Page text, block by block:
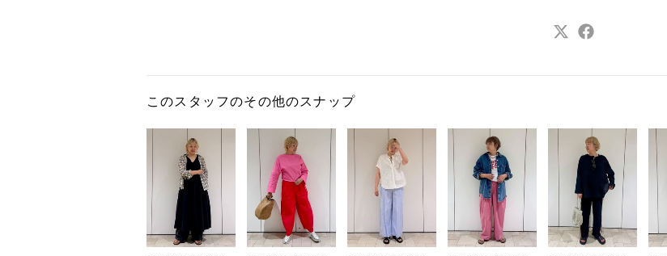
このスタッフのその他のスナップ